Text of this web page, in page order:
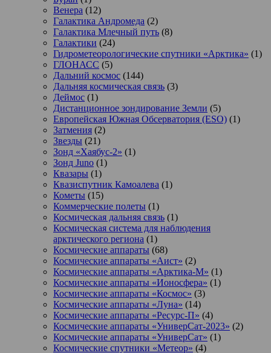
Венера (12)
Галактика Андромеда (2)
Галактика Млечный путь (8)
Галактики (24)
Гидрометеорологические спутники «Арктика» (1)
ГЛОНАСС (5)
Дальний космос (144)
Дальняя космическая связь (3)
Деймос (1)
Дистанционное зондирование Земли (5)
Европейская Южная Обсерватория (ESO) (1)
Затмения (2)
Звезды (21)
Зонд «Хаябус-2» (1)
Зонд Juno (1)
Квазары (1)
Квазиспутник Камоалева (1)
Кометы (15)
Коммерческие полеты (1)
Космическая дальняя связь (1)
Космическая система для наблюдения
арктического региона (1)
Космические аппараты (68)
Космические аппараты «Аист» (2)
Космические аппараты «Арктика-М» (1)
Космические аппараты «Ионосфера» (1)
Космические аппараты «Космос» (3)
Космические аппараты «Луна» (14)
Космические аппараты «Ресурс-П» (4)
Космические аппараты «УниверСат-2023» (2)
Космические аппараты «УниверСат» (1)
Космические спутники «Метеор» (4)